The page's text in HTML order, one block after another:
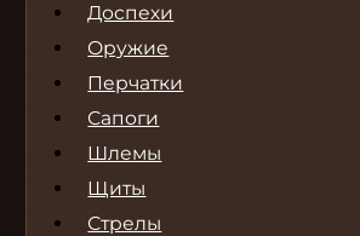
Доспехи
Оружие
Перчатки
Сапоги
Шлемы
Щиты
Стрелы